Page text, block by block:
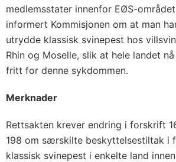
medlemsstater innenfor EØS-
informert Kommisjonen om at man
utrydde klassisk svinepest hos
Rhin og Moselle, slik at hele landet
fritt for denne sykdommen.
Merknader
Rettsakten krever endring i forskrift
198 om særskilte beskyttelsestiltak i
klassisk svinepest i enkelte land